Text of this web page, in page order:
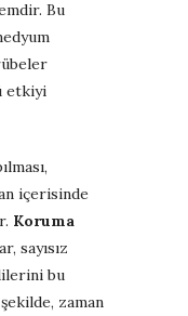
Bu
etkiyi
içerisinde
Koruma
sayısız
bu
zaman